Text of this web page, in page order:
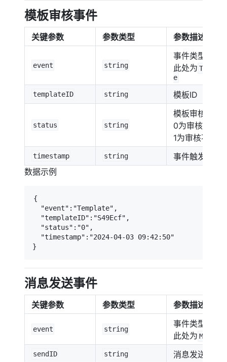
模板审核事件
关键参数 参数类型 参数描述
event string
事件类型，
此处为 Templat
e
templateID string 模板ID
status string
模板审核状态
0为审核通过，
1为审核不通过
timestamp string
事件触发事件
数据示例
{
  "event":"Template",
  "templateID":"S49Ecf",
  "status":"0",
  "timestamp":"2024-04-03 09:42:50"
}
消息发送事件
关键参数 参数类型 参数描述
event string
事件类型，
此处为 Message
sendID string 消息发送标识